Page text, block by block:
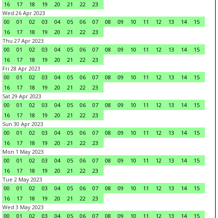
16
17 18 19 20 21 22
23
Wed 26 Apr 2023
00
01 02 03 04 05 06 07 08 09 10 11 12 13 14
15
16
17 18 19 20 21 22
23
Thu 27 Apr 2023
00
01 02 03 04 05 06 07 08 09 10 11 12 13 14
15
16
17 18 19 20 21 22
23
Fri 28 Apr 2023
00
01 02 03 04 05 06 07 08 09 10 11 12 13 14
15
16
17 18 19 20 21 22
23
Sat 29 Apr 2023
00
01 02 03 04 05 06 07 08 09 10 11 12 13 14
15
16
17 18 19 20 21 22
23
Sun 30 Apr 2023
00
01 02 03 04 05 06 07 08 09 10 11 12 13 14
15
16
17 18 19 20 21 22
23
Mon 1 May 2023
00
01 02 03 04 05 06 07 08 09 10 11 12 13 14
15
16
17 18 19 20 21 22
23
Tue 2 May 2023
00
01 02 03 04 05 06 07 08 09 10 11 12 13 14
15
16
17 18 19 20 21 22
23
Wed 3 May 2023
00
01 02 03 04 05 06 07 08 09 10 11 12 13 14
15